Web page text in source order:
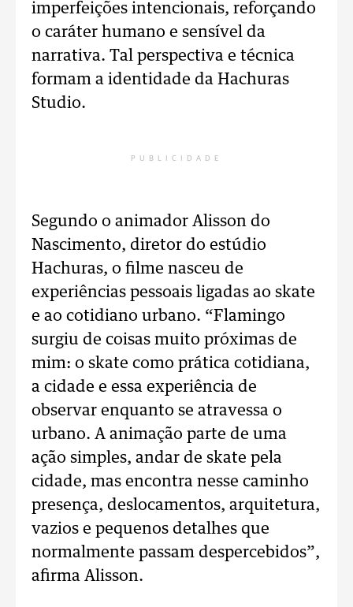
imperfeições intencionais, reforçando
o caráter humano e sensível da
narrativa. Tal perspectiva e técnica
formam a identidade da Hachuras
Studio.
PUBLICIDADE
Segundo o animador Alisson do
Nascimento, diretor do estúdio
Hachuras, o filme nasceu de
experiências pessoais ligadas ao skate
e ao cotidiano urbano. “Flamingo
surgiu de coisas muito próximas de
mim: o skate como prática cotidiana,
a cidade e essa experiência de
observar enquanto se atravessa o
urbano. A animação parte de uma
ação simples, andar de skate pela
cidade, mas encontra nesse caminho
presença, deslocamentos, arquitetura,
vazios e pequenos detalhes que
normalmente passam despercebidos”,
afirma Alisson.